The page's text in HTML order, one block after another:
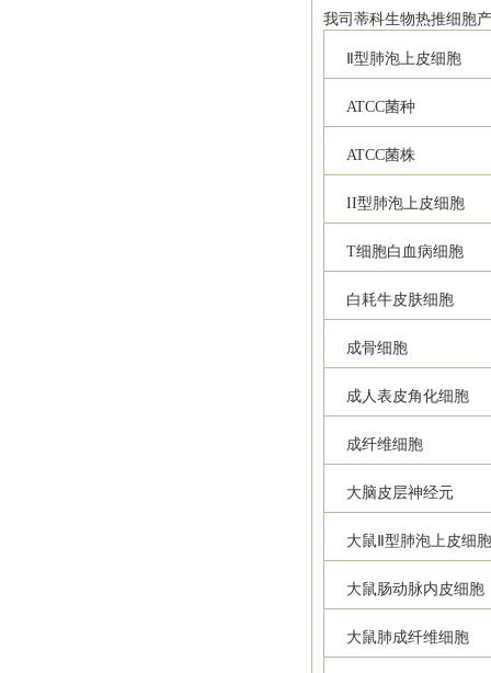
我司 蒂科生物热推细胞
Ⅱ型肺泡上皮细胞
ATCC菌种
ATCC菌株
II型肺泡上皮细胞
T细胞白血病细胞
白耗牛皮肤细胞
成骨细胞
成人表皮角化细胞
成纤维细胞
大脑皮层神经元
大鼠Ⅱ型肺泡上皮细胞
大鼠肠动脉内皮细胞
大鼠肺成纤维细胞